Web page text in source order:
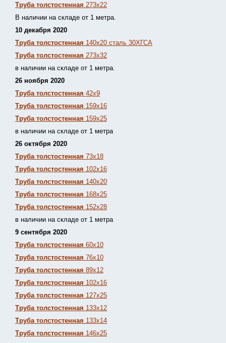
Труба толстостенная 273х22
В наличии на складе от 1 метра.
10 декабря 2020
Труба толстостенная 140х20 сталь 30ХГСА
Труба толстостенная 273х32
в наличии на складе от 1 метра.
26 ноября 2020
Труба толстостенная 42х9
Труба толстостенная 159х16
Труба толстостенная 159х25
в наличии на складе от 1 метра
26 октября 2020
Труба толстостенная 73х18
Труба толстостенная 102х16
Труба толстостенная 140х20
Труба толстостенная 168х25
Труба толстостенная 152х28
в наличии на складе от 1 метра
9 сентября 2020
Труба толстостенная 60х10
Труба толстостенная 76х10
Труба толстостенная 89х12
Труба толстостенная 102х16
Труба толстостенная 127х25
Труба толстостенная 133х12
Труба толстостенная 133х14
Труба толстостенная 146х25